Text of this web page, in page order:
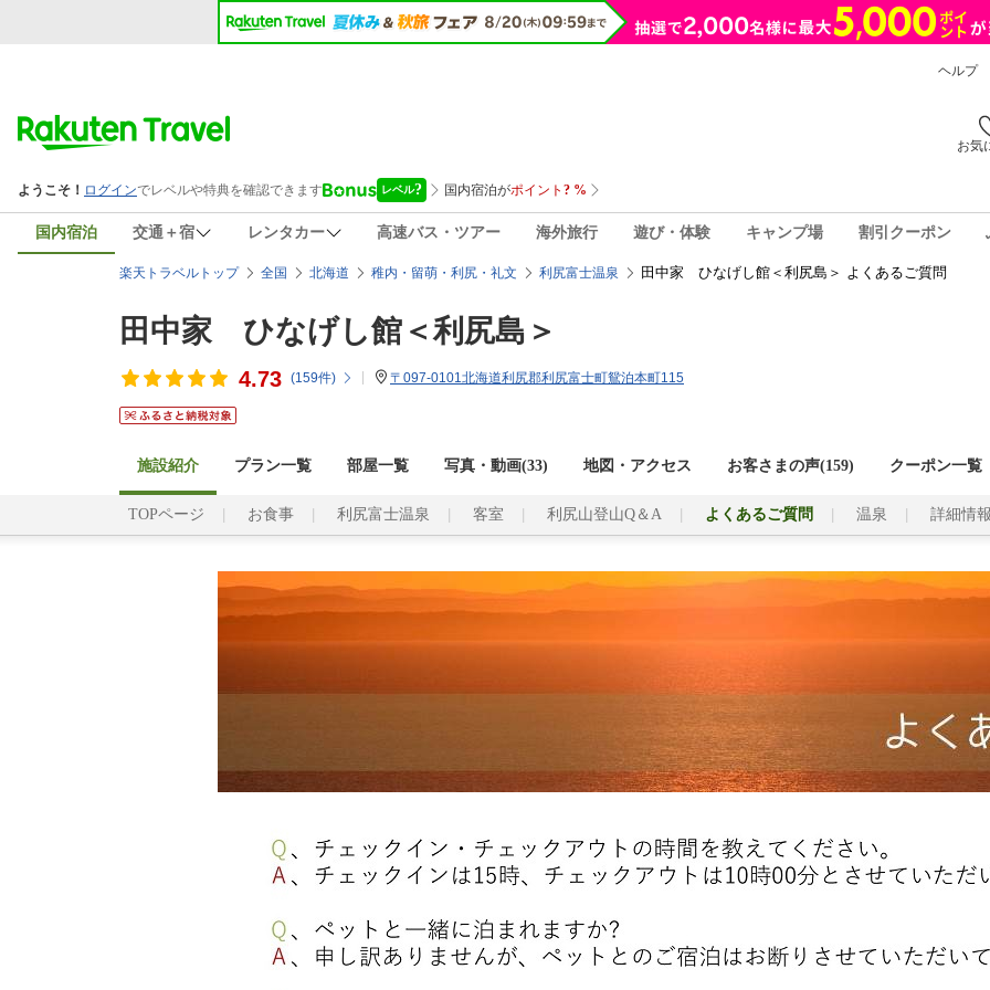
ヘルプ
お気
国内宿泊 交通＋宿 レンタカー 高速バス・ツアー 海外旅行 遊び・体験 キャンプ場 割引クーポン
楽天トラベルトップ 全国 北海道 稚内・留萌・利尻・礼文 利尻富士温泉 田中家 ひなげし館＜利尻島＞ よくあるご質問
田中家 ひなげし館＜利尻島＞
4.73 (159件) 〒097-0101北海道利尻郡利尻富士町鴛泊本町115
施設紹介 プラン一覧 部屋一覧 写真・動画(33) 地図・アクセス お客さまの声(159) クーポン一覧
TOPページ お食事 利尻富士温泉 客室 利尻山登山Q＆A よくあるご質問 温泉 詳細情